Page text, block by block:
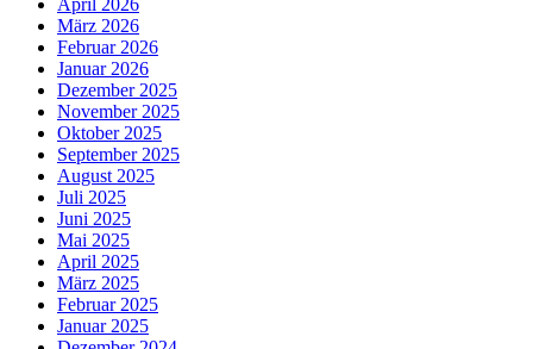
März 2026
Februar 2026
Januar 2026
Dezember 2025
November 2025
Oktober 2025
September 2025
August 2025
Juli 2025
Juni 2025
Mai 2025
April 2025
März 2025
Februar 2025
Januar 2025